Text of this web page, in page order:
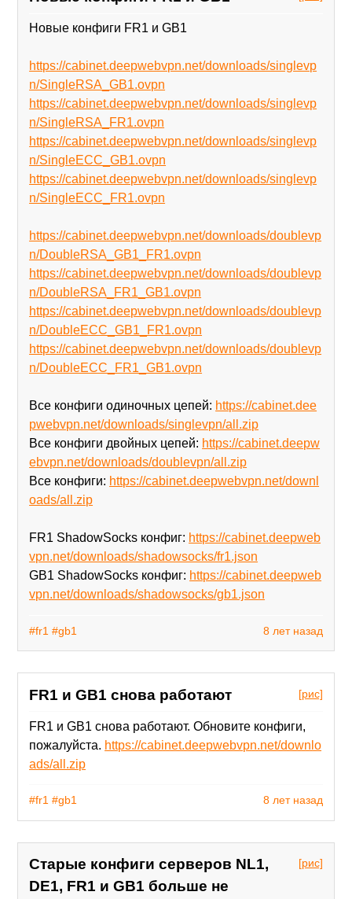
Новые конфиги FR1 и GB1
https://cabinet.deepwebvpn.net/downloads/singlevp
n/SingleRSA_GB1.ovpn
https://cabinet.deepwebvpn.net/downloads/singlevp
n/SingleRSA_FR1.ovpn
https://cabinet.deepwebvpn.net/downloads/singlevp
n/SingleECC_GB1.ovpn
https://cabinet.deepwebvpn.net/downloads/singlevp
n/SingleECC_FR1.ovpn
https://cabinet.deepwebvpn.net/downloads/doublevp
n/DoubleRSA_GB1_FR1.ovpn
https://cabinet.deepwebvpn.net/downloads/doublevp
n/DoubleRSA_FR1_GB1.ovpn
https://cabinet.deepwebvpn.net/downloads/doublevp
n/DoubleECC_GB1_FR1.ovpn
https://cabinet.deepwebvpn.net/downloads/doublevp
n/DoubleECC_FR1_GB1.ovpn
Все конфиги одиночных цепей: https://cabinet.dee
pwebvpn.net/downloads/singlevpn/all.zip
Все конфиги двойных цепей: https://cabinet.deepw
ebvpn.net/downloads/doublevpn/all.zip
Все конфиги: https://cabinet.deepwebvpn.net/downl
oads/all.zip
FR1 ShadowSocks конфиг: https://cabinet.deepweb
vpn.net/downloads/shadowsocks/fr1.json
GB1 ShadowSocks конфиг: https://cabinet.deepweb
vpn.net/downloads/shadowsocks/gb1.json
8 лет назад
#fr1 #gb1
[рис]
FR1 и GB1 снова работают
FR1 и GB1 снова работают. Обновите конфиги,
пожалуйста. https://cabinet.deepwebvpn.net/downlo
ads/all.zip
8 лет назад
#fr1 #gb1
[рис]
Старые конфиги серверов NL1,
DE1, FR1 и GB1 больше не